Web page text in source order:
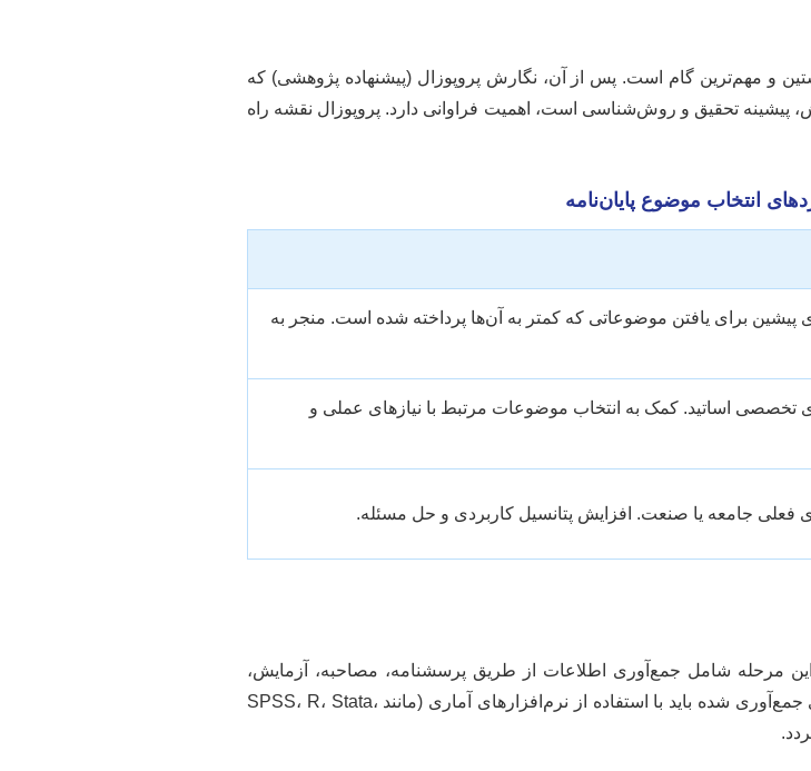
و مهم‌ترین گام است. پس از آن، نگارش پروپوزال (پیشنهاده پژوهشی) که
پیشینه تحقیق و روش‌شناسی است، اهمیت فراوانی دارد. پروپوزال نقشه راه
پیشین برای یافتن موضوعاتی که کمتر به آن‌ها پرداخته شده است. منجر به
تخصصی اساتید. کمک به انتخاب موضوعات مرتبط با نیازهای عملی و
جامعه یا صنعت. افزایش پتانسیل کاربردی و حل مسئله.
مرحله شامل جمع‌آوری اطلاعات از طریق پرسشنامه، مصاحبه، آزمایش،
مطالعات کتابخانه‌ای یا داده‌های موجود است. سپس، داده‌های جمع‌آوری شده باید با استفاده از نرم‌افزارهای آماری (مانند SPSS، R، Stata،